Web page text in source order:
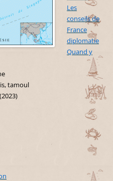
Les
conseils de
France
diplomatie
Quand y
tamoul